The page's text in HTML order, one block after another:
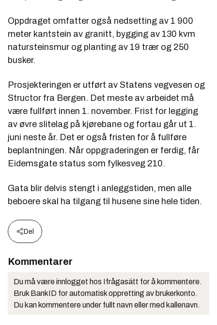
Oppdraget omfatter også nedsetting av 1 900
meter kantstein av granitt, bygging av 130 kvm
natursteinsmur og planting av 19 trær og 250
busker.
Prosjekteringen er utført av Statens vegvesen og
Structor fra Bergen. Det meste av arbeidet må
være fullført innen 1. november. Frist for legging
av øvre slitelag på kjørebane og fortau går ut 1.
juni neste år. Det er også fristen for å fullføre
beplantningen. Når oppgraderingen er ferdig, får
Eidemsgate status som fylkesveg 210.
Gata blir delvis stengt i anleggstiden, men alle
beboere skal ha tilgang til husene sine hele tiden.
Del
Kommentarer
Du må være innlogget hos Ifrågasätt for å kommentere.
Bruk BankID for automatisk oppretting av brukerkonto.
Du kan kommentere under fullt navn eller med kallenavn.